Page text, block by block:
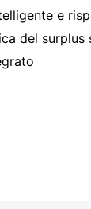
e
del surplus